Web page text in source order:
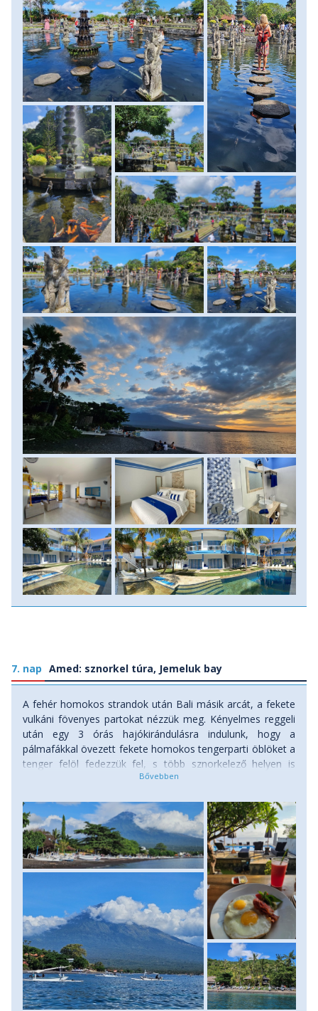
7. nap Amed: sznorkel túra, Jemeluk bay
A fehér homokos strandok után Bali másik arcát, a fekete
vulkáni fövenyes partokat nézzük meg. Kényelmes reggeli
után egy 3 órás hajókirándulásra indulunk, hogy a
pálmafákkal övezett fekete homokos tengerparti öblöket a
tenger felöl fedezzük fel, s több sznorkelező helyen is
megállva a gazdag víz alatti élővilágban
a látvány, a színes korallmezőkön és színpompás
halrajokon túl van, ahol jó eséllyel teknősöket is láthatunk,
a Jemeluk-öbölben pedig egy korallokkal borított, víz alatti
szentélyt is megcsodálhatunk. Délután a kézműves
kávézókat, éttermeket lehet felfedezni és egy újabb
csodálatos naplementét nézni az Agung vulkánnal a
háttérben, egy Bintang sör kíséretében. Szállás: hotel,
ellátás: reggeli.